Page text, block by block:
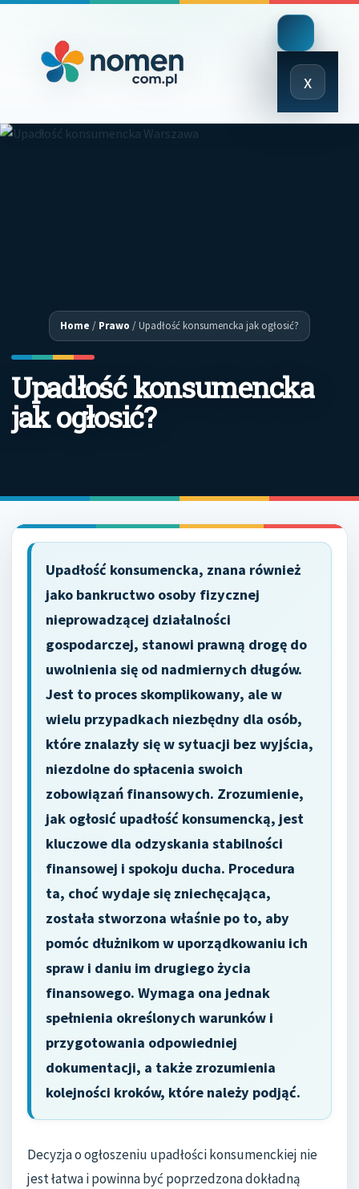
x
Close
Menu
Home / Prawo /Upadłość konsumencka jak ogłosić?
Upadłość konsumencka
jak ogłosić?
Upadłość konsumencka, znana również
jako bankructwo osoby fizycznej
nieprowadzącej działalności
gospodarczej, stanowi prawną drogę do
uwolnienia się od nadmiernych długów.
Jest to proces skomplikowany, ale w
wielu przypadkach niezbędny dla osób,
które znalazły się w sytuacji bez wyjścia,
niezdolne do spłacenia swoich
zobowiązań finansowych. Zrozumienie,
jak ogłosić upadłość konsumencką, jest
kluczowe dla odzyskania stabilności
finansowej i spokoju ducha. Procedura
ta, choć wydaje się zniechęcająca,
została stworzona właśnie po to, aby
pomóc dłużnikom w uporządkowaniu ich
spraw i daniu im drugiego życia
finansowego. Wymaga ona jednak
spełnienia określonych warunków i
przygotowania odpowiedniej
dokumentacji, a także zrozumienia
kolejności kroków, które należy podjąć.
Decyzja o ogłoszeniu upadłości konsumenckiej nie
jest łatwa i powinna być poprzedzona dokładną